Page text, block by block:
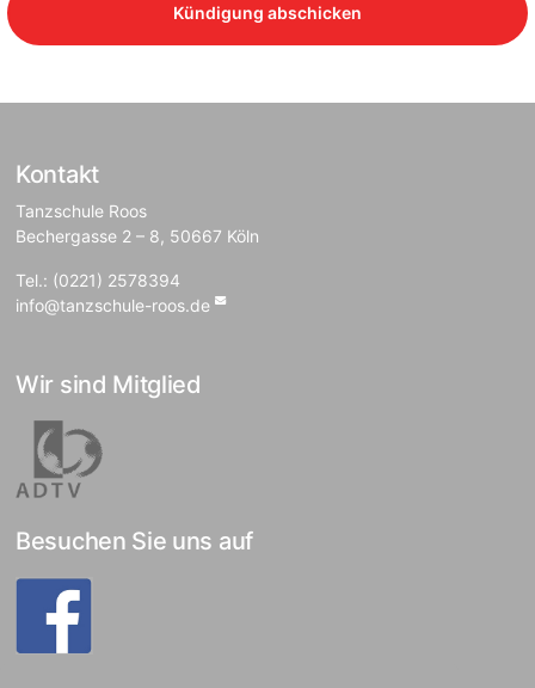
Kündigung abschicken
Kontakt
Tanzschule Roos
Bechergasse 2 – 8, 50667 Köln
Tel.: (0221) 2578394
info@tanzschule-roos.de
Wir sind Mitglied
Besuchen Sie uns auf